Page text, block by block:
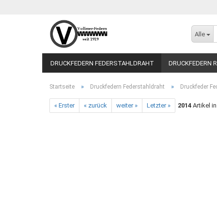
Alle
DRUCKFEDERN FEDERSTAHLDRAHT DRUCKFEDERN
Startseite » Druckfedern Federstahldraht » Druckfeder
« Erster « zurück weiter » Letzter » 2014 Artikel